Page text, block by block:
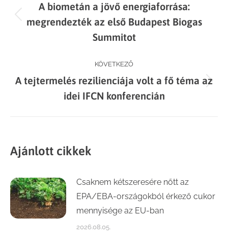
navigation
Previous
post:
A biometán a jövő energiaforrása:
megrendezték az első Budapest Biogas
Summitot
KÖVETKEZŐ
Next
post:
A tejtermelés rezilienciája volt a fő téma az
idei IFCN konferencián
Ajánlott cikkek
Csaknem kétszeresére nőtt az
EPA/EBA-országokból érkező cukor
mennyisége az EU-ban
2026.08.05.